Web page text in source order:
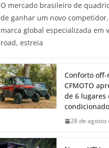
O mercado brasileiro de
de ganhar um novo competidor.
marca global especializada em
road, estreia
Conforto off-
CFMOTO
de 6 lugares
condicionado
28 de agosto